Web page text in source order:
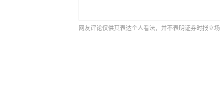
网友评论仅供其表达个人看法，并不表明证券时报立场